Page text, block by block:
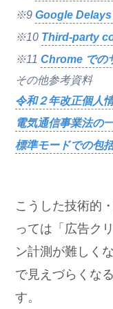
※9Google
※10 Third-party
※11Chrome での
その他参考資料
令和２年改正個人
電気通信事業法の
標準モードでの包
こうした技術的
っては「広告ク
ン計測が難しく
で見えづらくな
す。